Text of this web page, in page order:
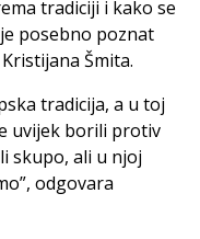
tradiciji i kako se
posebno poznat
Šmita.
tradicija, a u toj
uvijek borili protiv
skupo, ali u njoj
odgovara